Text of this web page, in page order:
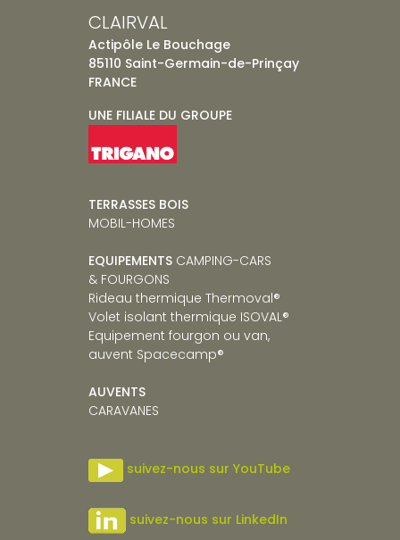
CLAIRVAL
Actipôle Le Bouchage
85110 Saint-Germain-de-Prinçay
FRANCE
UNE FILIALE DU GROUPE
TERRASSES BOIS
MOBIL-HOMES
EQUIPEMENTS CAMPING-CARS
& FOURGONS
Rideau thermique Thermoval®
Volet isolant thermique ISOVAL®
Equipement fourgon ou van,
auvent Spacecamp®
AUVENTS
CARAVANES
suivez-nous sur YouTube
suivez-nous sur LinkedIn